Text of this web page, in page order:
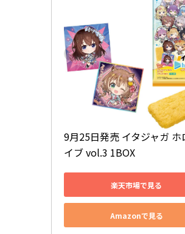
9月25日発売 イタジャガ ホ
イブ vol.3 1BOX
楽天市場で見る
Amazonで見る